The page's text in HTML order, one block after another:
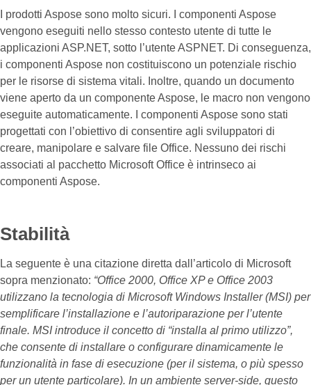
I prodotti Aspose sono molto sicuri. I componenti Aspose
vengono eseguiti nello stesso contesto utente di tutte le
applicazioni ASP.NET, sotto l’utente ASPNET. Di conseguenza,
i componenti Aspose non costituiscono un potenziale rischio
per le risorse di sistema vitali. Inoltre, quando un documento
viene aperto da un componente Aspose, le macro non vengono
eseguite automaticamente. I componenti Aspose sono stati
progettati con l’obiettivo di consentire agli sviluppatori di
creare, manipolare e salvare file Office. Nessuno dei rischi
associati al pacchetto Microsoft Office è intrinseco ai
componenti Aspose.
Stabilità
La seguente è una citazione diretta dall’articolo di Microsoft
sopra menzionato: “Office 2000, Office XP e Office 2003
utilizzano la tecnologia di Microsoft Windows Installer (MSI) per
semplificare l’installazione e l’autoriparazione per l’utente
finale. MSI introduce il concetto di “installa al primo utilizzo”,
che consente di installare o configurare dinamicamente le
funzionalità in fase di esecuzione (per il sistema, o più spesso
per un utente particolare). In un ambiente server-side, questo